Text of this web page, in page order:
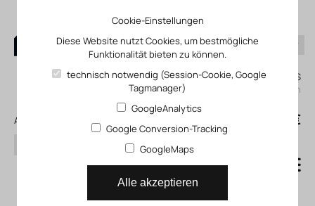
0
Mein KLEFINGHAUS
einloggen
Alle Produkte
Suchen
0,00 €
Schwenkantrieb DFPD
Cookie-Einstellungen
Diese Website nutzt Cookies, um bestmögliche
Funktionalität bieten zu können.
technisch notwendig (Session-Cookie, Google
Tagmanager)
GoogleAnalytics
Google Conversion-Tracking
GoogleMaps
Alle akzeptieren